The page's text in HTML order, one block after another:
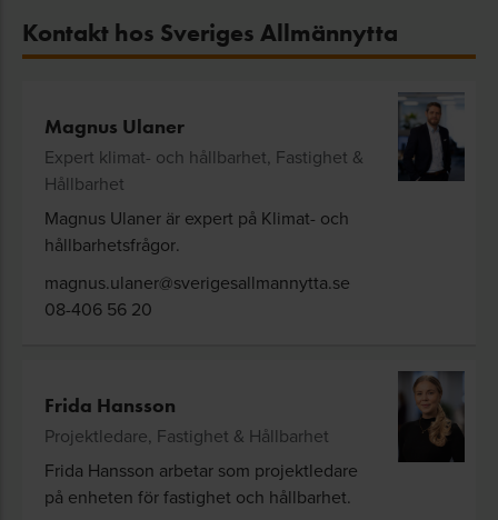
Kontakt hos Sveriges Allmännytta
Magnus Ulaner
Expert klimat- och hållbarhet, Fastighet &
Hållbarhet
Magnus Ulaner är expert på Klimat- och
hållbarhetsfrågor.
magnus.ulaner@sverigesallmannytta.se
08-406 56 20
Frida Hansson
Projektledare, Fastighet & Hållbarhet
Frida Hansson arbetar som projektledare
på enheten för fastighet och hållbarhet.